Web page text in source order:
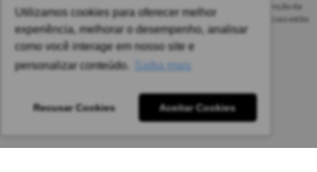
Utilizamos cookies para oferecer melhor
experiência, melhorar o desempenho, analisar
como você interage em nosso site e
personalizar conteúdo.
Saiba mais
Recusar Cookies Aceitar Cookies
As safras dos vinhos poderão ser diferentes das informadas no site em função da
disponibilidade do nosso estoque. Alteração de preços e condições comerciais estão
sujeitas a alteração sem aviso prévio.
Pedido mínimo: R$ 1.650,00 para todas as regiões.
Imagens meramente ilustrativas.